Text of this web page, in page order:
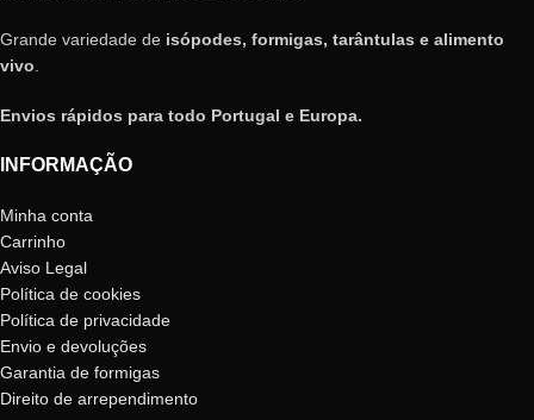
Grande variedade de isópodes, formigas, tarântulas e alimento
vivo
Envios rápidos para todo Portugal e Europa.
INFORMAÇÃO
Minha conta
Carrinho
Aviso Legal
Política de cookies
Política de privacidade
Envio e devoluções
Garantia de formigas
Direito de arrependimento